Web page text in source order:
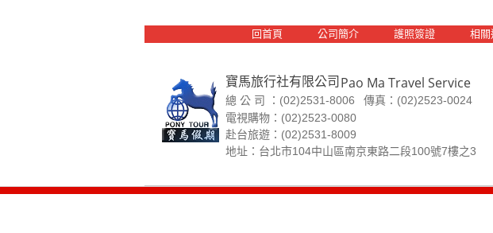
回首頁 公司簡介 護照簽證 相關
寶馬旅行社有限公司Pao Ma Travel Service
總 公 司 ：(02)2531-8006
傳真：(02)2523-0024
電視購物：(02)2523-0080
赴台旅遊：(02)2531-8009
地址：台北市104中山區南京東路二段100號7樓之3